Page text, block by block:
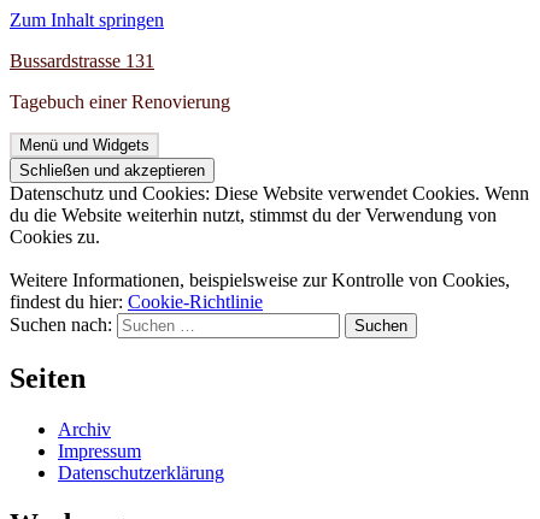
Zum Inhalt springen
Bussardstrasse 131
Tagebuch einer Renovierung
Menü und Widgets
Datenschutz und Cookies: Diese Website verwendet Cookies. Wenn
du die Website weiterhin nutzt, stimmst du der Verwendung von
Cookies zu.
Weitere Informationen, beispielsweise zur Kontrolle von Cookies,
findest du hier: Cookie-Richtlinie
Suchen nach:
Seiten
Archiv
Impressum
Datenschutzerklärung